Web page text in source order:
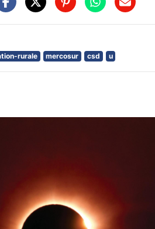
rurale mercosur csd u